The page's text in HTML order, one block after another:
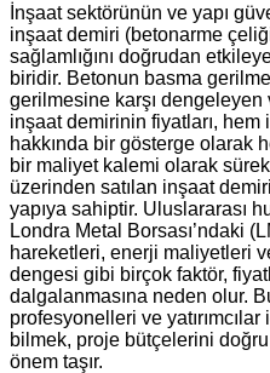
İnşaat sektörünün ve yapı
inşaat demiri (betonarme
sağlamlığını doğrudan
biridir. Betonun basma
gerilmesine karşı dengeleyen
inşaat demirinin fiyatları, hem
hakkında bir gösterge olarak
bir maliyet kalemi olarak
üzerinden satılan inşaat
yapıya sahiptir. Uluslararası
Londra Metal Borsası’ndaki
hareketleri, enerji maliyetleri
dengesi gibi birçok faktör,
dalgalanmasına neden olur.
profesyonelleri ve
bilmek, proje bütçelerini
önem taşır.